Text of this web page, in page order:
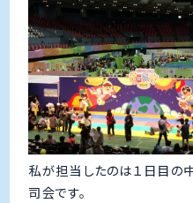
私が担当したのは１日目の
司会です。